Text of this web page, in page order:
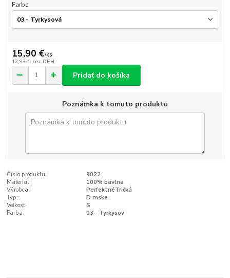
Farba
15,90 €/ks
12,93 € bez DPH
Pridať do košíka
Poznámka k tomuto produktu
Číslo produktu:
9022
Materiál:
100% bavlna
Výrobca:
PerfektnéTričká
Typ:
D mske
Veľkosť:
S
Farba:
03 - Tyrkysov